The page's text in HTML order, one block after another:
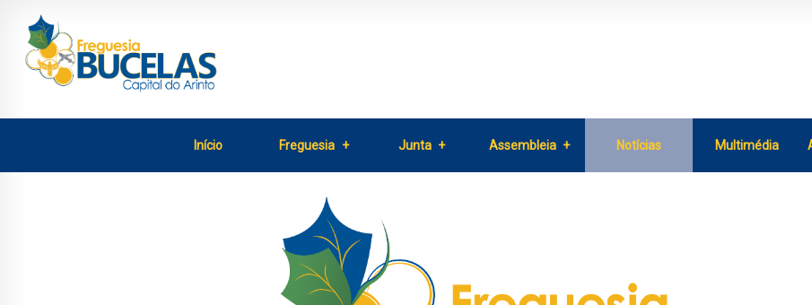
Início Freguesia Junta Assembleia Notícias Multimédia